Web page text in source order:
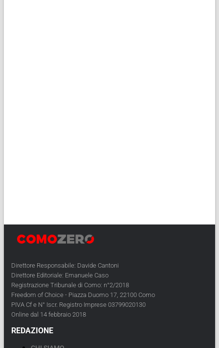
Direttore Responsabile: Davide Cantoni
Direttore Editoriale: Emanuele Caso
Registrazione Tribunale di Como: n°2/2018
Freedom of Choice - Piazza Duomo 17, 22100 Como
PIVA Cf e N° Iscr. Registro Imprese 03799020130
Online dal 14 febbraio 2018
REDAZIONE